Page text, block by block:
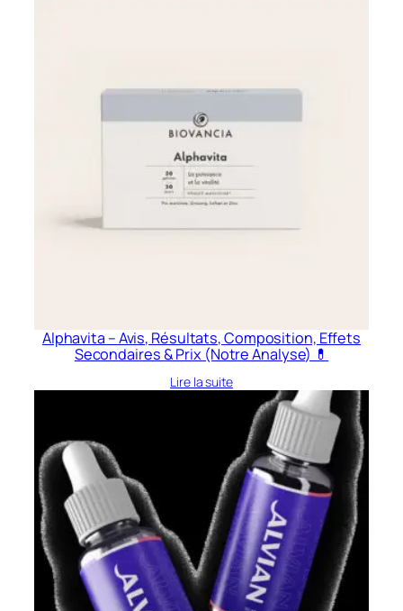
Alphavita – Avis, Résultats, Composition, Effets
Secondaires & Prix (Notre Analyse) 💊
Lire la suite